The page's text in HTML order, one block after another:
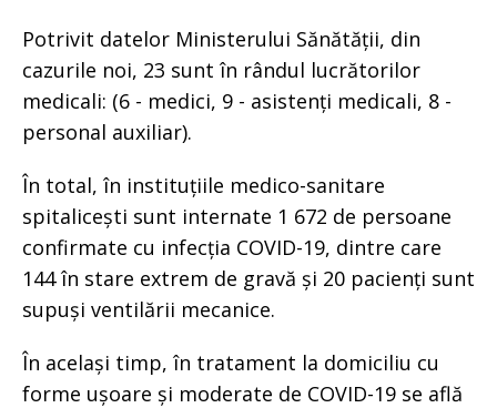
Potrivit datelor Ministerului Sănătății, din
cazurile noi, 23 sunt în rândul lucrătorilor
medicali: (6 - medici, 9 - asistenți medicali, 8 -
personal auxiliar).
În total, în instituțiile medico-sanitare
spitalicești sunt internate 1 672 de persoane
confirmate cu infecția COVID-19, dintre care
144 în stare extrem de gravă și 20 pacienți sunt
supuși ventilării mecanice.
În același timp, în tratament la domiciliu cu
forme ușoare și moderate de COVID-19 se află